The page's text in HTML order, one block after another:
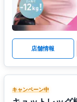
店舗情報
キャンペーン中